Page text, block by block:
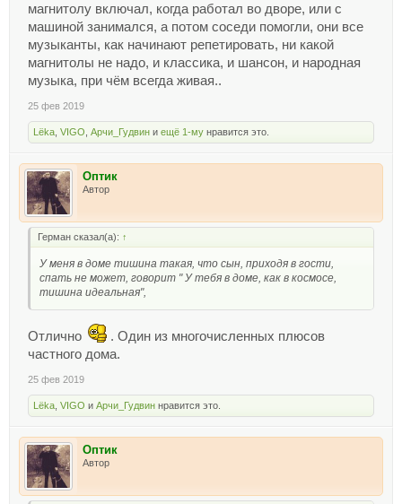
магнитолу включал, когда работал во дворе, или с
машиной занимался, а потом соседи помогли, они все
музыканты, как начинают репетировать, ни какой
магнитолы не надо, и классика, и шансон, и народная
музыка, при чём всегда живая..
25 фев 2019
Lёka VIGO Арчи_Гудвин и ещё 1-му нравится это.
Оптик
Автор
Герман сказал(а): ↑
У меня в доме тишина такая, что сын, приходя в гости,
спать не может, говорит " У тебя в доме, как в космосе,
тишина идеальная",
Отлично
. Один из многочисленных плюсов
частного дома.
25 фев 2019
Lёka VIGO и Арчи_Гудвин нравится это.
Оптик
Автор